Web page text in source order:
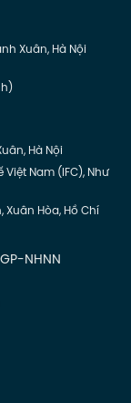
Xuân, Hà Nội
Hà Nội
Nam (IFC), Như
Xuân Hòa, Hồ Chí
NHNN